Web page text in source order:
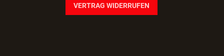
VERTRAG WIDERRUFEN